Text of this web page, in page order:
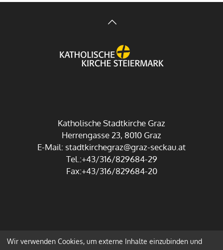
Katholische Stadtkirche Graz
Herrengasse 23, 8010 Graz
E-Mail: stadtkirchegraz@graz-seckau.at
Tel.:+43/316/829684-29
Fax:+43/316/829684-20
Wir verwenden Cookies, um externe Inhalte einzubinden und